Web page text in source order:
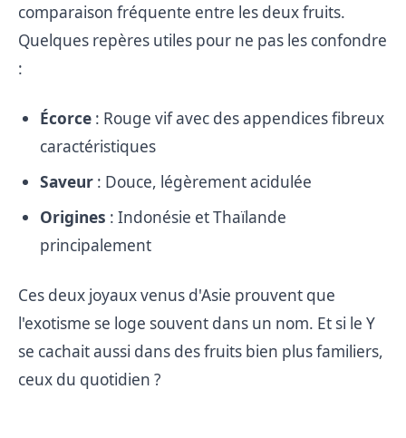
comparaison fréquente entre les deux fruits.
Quelques repères utiles pour ne pas les confondre
:
Écorce : Rouge vif avec des appendices fibreux
caractéristiques
Saveur : Douce, légèrement acidulée
Origines : Indonésie et Thaïlande
principalement
Ces deux joyaux venus d'Asie prouvent que
l'exotisme se loge souvent dans un nom. Et si le Y
se cachait aussi dans des fruits bien plus familiers,
ceux du quotidien ?